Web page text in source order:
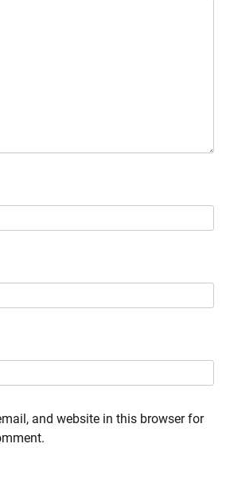
and website in this browser for